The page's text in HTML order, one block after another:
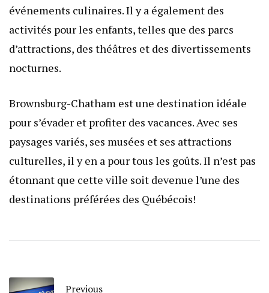
événements culinaires. Il y a également des
activités pour les enfants, telles que des parcs
d’attractions, des théâtres et des divertissements
nocturnes.
Brownsburg-Chatham est une destination idéale
pour s’évader et profiter des vacances. Avec ses
paysages variés, ses musées et ses attractions
culturelles, il y en a pour tous les goûts. Il n’est pas
étonnant que cette ville soit devenue l’une des
destinations préférées des Québécois!
Previous